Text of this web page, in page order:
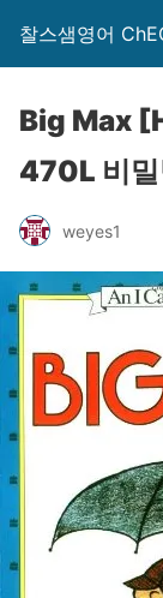
찰스샘영어
Big Max
470L 비밀
weyes1